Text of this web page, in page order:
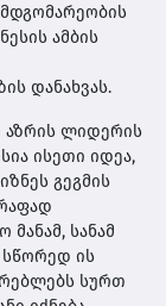
ამბის
დანახვას.
აზრის ლიდერის
ისეთი იდეა,
გეგმის
სანამ
სწორედ ის
სურთ